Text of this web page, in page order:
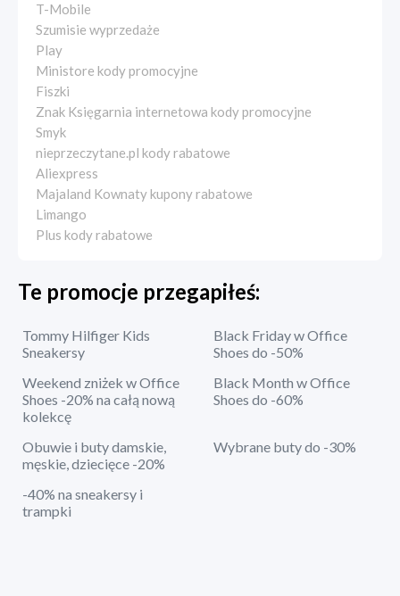
T-Mobile
Szumisie wyprzedaże
Play
Ministore kody promocyjne
Fiszki
Znak Księgarnia internetowa kody promocyjne
Smyk
nieprzeczytane.pl kody rabatowe
Aliexpress
Majaland Kownaty kupony rabatowe
Limango
Plus kody rabatowe
Te promocje przegapiłeś:
Tommy Hilfiger Kids
Sneakersy
Black Friday w Office
Shoes do -50%
Weekend zniżek w Office
Shoes -20% na całą nową
kolekcę
Black Month w Office
Shoes do -60%
Obuwie i buty damskie,
męskie, dziecięce -20%
Wybrane buty do -30%
-40% na sneakersy i
trampki